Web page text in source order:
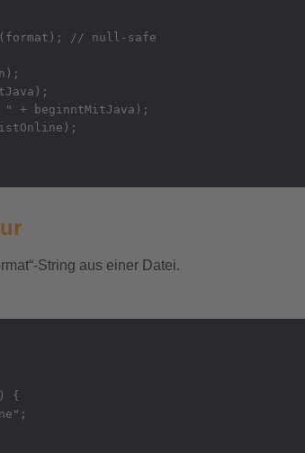
// null-safe
+ beginntMitJava);
String aus einer Datei.
{